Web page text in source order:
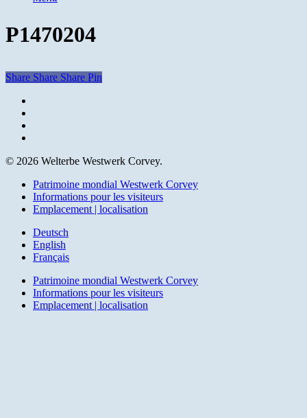
P1470204
Share Share Share Pin
© 2026 Welterbe Westwerk Corvey.
Close
Menu
Patrimoine mondial Westwerk Corvey
Informations pour les visiteurs
Emplacement | localisation
Deutsch
English
Français
Patrimoine mondial Westwerk Corvey
Informations pour les visiteurs
Emplacement | localisation